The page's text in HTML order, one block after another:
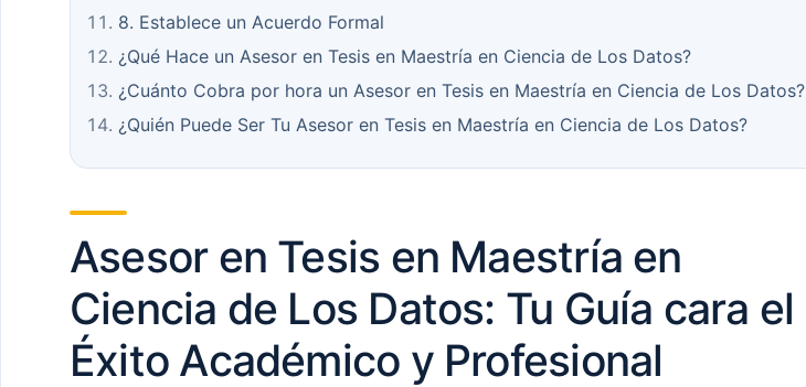
8. Establece un Acuerdo Formal
¿Qué Hace un Asesor en Tesis en Maestría en Ciencia de Los Datos?
¿Cuánto Cobra por hora un Asesor en Tesis en Maestría en Ciencia de Los Datos?
¿Quién Puede Ser Tu Asesor en Tesis en Maestría en Ciencia de Los Datos?
Asesor en Tesis en Maestría en
Ciencia de Los Datos: Tu Guía cara el
Éxito Académico y Profesional